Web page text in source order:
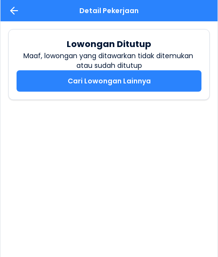
Detail Pekerjaan
Lowongan Ditutup
Maaf, lowongan yang ditawarkan tidak ditemukan
atau sudah ditutup
Cari Lowongan Lainnya